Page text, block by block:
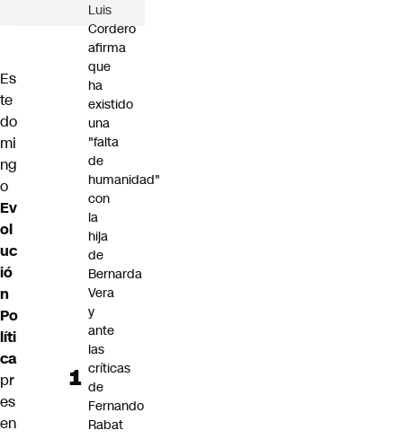
Es
te
do
mi
ng
o
Ev
ol
uc
ió
n
Po
líti
ca
pr
es
en
Luis
Cordero
afirma
que
ha
existido
una
"falta
de
humanidad"
con
la
hija
de
Bernarda
Vera
y
ante
las
críticas
de
Fernando
Rabat